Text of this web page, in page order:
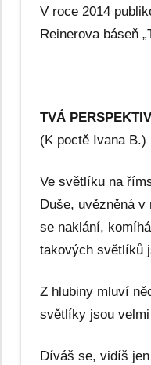
V roce 2014
Reinerova báseň
TVÁ
(K poctě Ivana B.)
Ve světlíku na
Duše, uvězněná v
se naklání,
takových světlíků
Z hlubiny mluví
světlíky jsou
Díváš se, vidíš